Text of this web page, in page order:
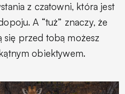
z czatowni, która jest
A “tuż” znaczy, że
się przed tobą możesz
obiektywem.